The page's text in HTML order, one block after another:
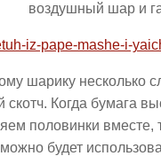
воздушный шар и
шарику несколько
Когда бумага
половинки вместе,
будет